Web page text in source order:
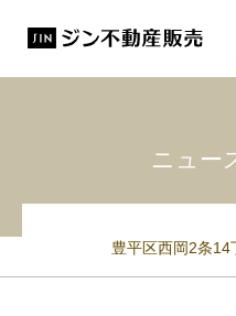
ニュー
豊平区西岡2条